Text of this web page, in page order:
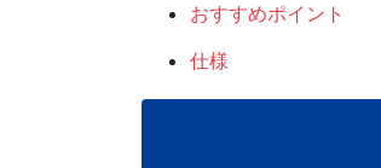
おすすめポイント
仕様